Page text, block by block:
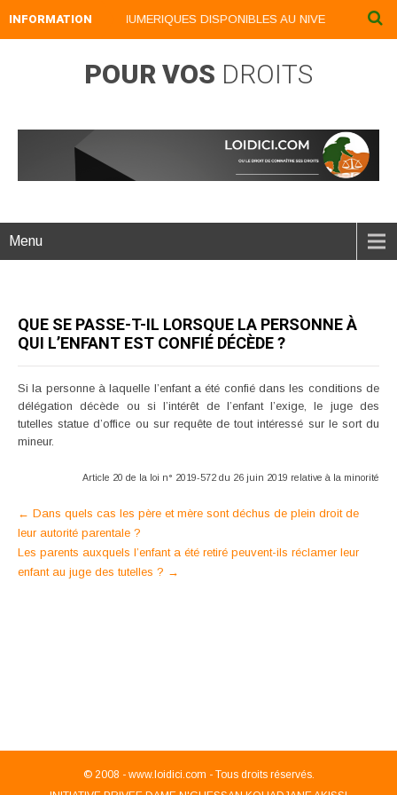
INFORMATION
NOS LIVRES NUMERIQUES DISPONIBLES AU NIVEAU DU
POUR VOS DROITS
Menu
QUE SE PASSE-T-IL LORSQUE LA PERSONNE À
QUI L’ENFANT EST CONFIÉ DÉCÈDE ?
Si la personne à laquelle l’enfant a été confié dans les conditions de
délégation décède ou si l’intérêt de l’enfant l’exige, le juge des
tutelles statue d’office ou sur requête de tout intéressé sur le sort du
mineur.
Article 20 de la loi n° 2019-572 du 26 juin 2019 relative à la minorité
Post
navigation
← Dans quels cas les père et mère sont déchus de plein droit de
leur autorité parentale ?
Les parents auxquels l’enfant a été retiré peuvent-ils réclamer leur
enfant au juge des tutelles ? →
© 2008 - www.loidici.com - Tous droits réservés.